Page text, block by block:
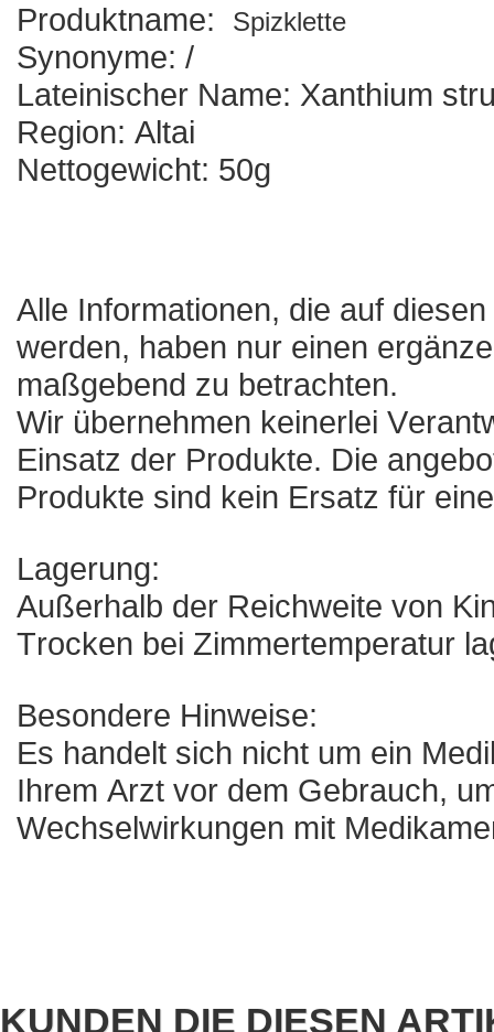
Produktname: Spizklette
Synonyme: /
Lateinischer Name: Xanthium
Region: Altai
Nettogewicht: 50g
Alle Informationen, die auf
werden, haben nur einen
maßgebend zu betrachten.
Wir übernehmen keinerlei
Einsatz der Produkte. Die
Produkte sind kein Ersatz für
Lagerung:
Außerhalb der Reichweite von
Trocken bei Zimmertemperatur
Besondere Hinweise:
Es handelt sich nicht um ein
Ihrem Arzt vor dem Gebrauch,
Wechselwirkungen mit
KUNDEN DIE DIESEN